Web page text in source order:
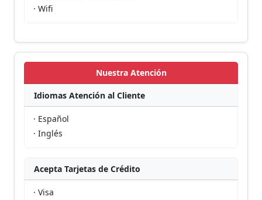
· Wifi
Nuestra Atención
Idiomas Atención al Cliente
· Español
· Inglés
Acepta Tarjetas de Crédito
· Visa